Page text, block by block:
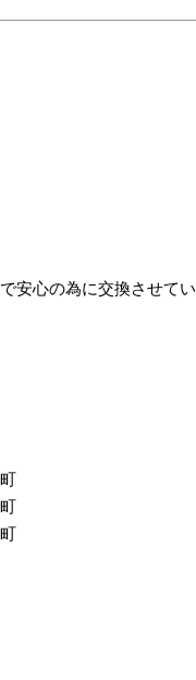
安心の為に交換させてい